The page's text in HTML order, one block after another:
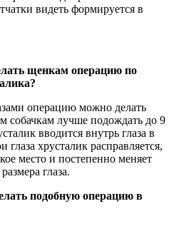
видеть формируется в
щенкам операцию по
операцию можно делать
собачкам лучше подождать до 9
вводится внутрь глаза в
хрусталик расправляется,
место и постепенно меняет
глаза.
подобную операцию в